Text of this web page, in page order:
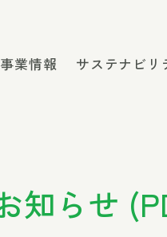
事業情報 サステナビリ
らせ